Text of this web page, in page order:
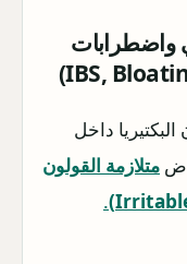
واضطرابات
داخل
متلازمة القولون
.